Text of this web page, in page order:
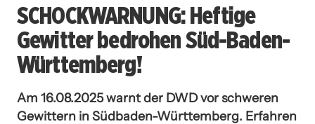
SCHOCKWARNUNG: Heftige
Gewitter bedrohen Süd-Baden-
Württemberg!
Am 16.08.2025 warnt der DWD vor schweren
Gewittern in Südbaden-Württemberg. Erfahren